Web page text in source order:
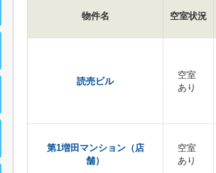
物件名 空室状況
読売ビル
空室
あり
第1増田マンション（店
舗）
空室
あり